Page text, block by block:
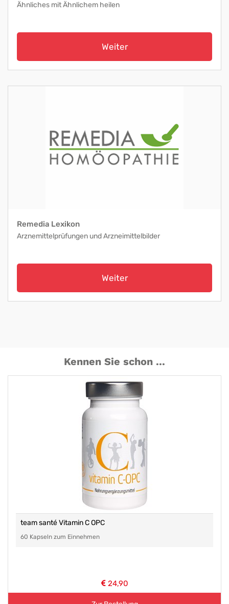
Ähnliches mit Ähnlichem heilen
Weiter
Remedia Lexikon
Arznemittelprüfungen und Arzneimittelbilder
Weiter
Kennen Sie schon ...
team santé Vitamin C OPC
60 Kapseln zum Einnehmen
24,90